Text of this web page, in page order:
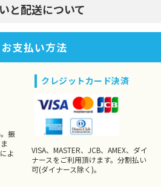
と配送について
お支払い方法
振
よ
クレジットカード決済
VISA、MASTER、JCB、AMEX、ダイ
ナースをご利用頂けます。分割払い
可(ダイナース除く)。